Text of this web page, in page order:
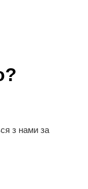
з нами за